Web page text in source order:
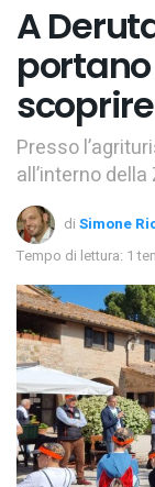
A
Presso
all’interno
di Simone
Tempo di lettura: 1